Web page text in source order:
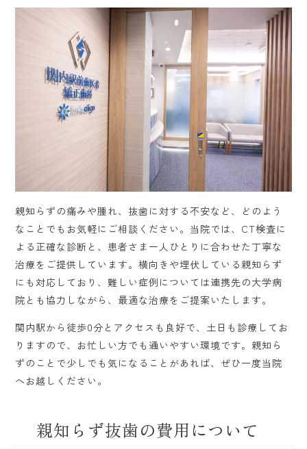
親知らずの痛みや腫れ、抜歯に対する不安など、どのよう
なことでもお気軽にご相談ください。当院では、CT検査に
よる正確な診断と、患者さま一人ひとりに合わせた丁寧な
治療をご提供しています。横向きや埋伏している親知らず
にも対応しており、難しい症例については連携先の大学病
院とも協力しながら、最適な治療をご提案いたします。
関内駅から徒歩0分とアクセスも良好で、土日も診療してお
りますので、お忙しい方でも通いやすい環境です。親知ら
ずのことで少しでも気になることがあれば、ぜひ一度当院
へお越しください。
親知らず抜歯の費用について